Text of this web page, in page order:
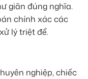
giãn đúng nghĩa.
chính xác các
lý triệt để.
nghiệp, chiếc